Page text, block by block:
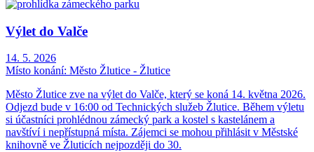
Výlet do Valče
14. 5. 2026
Místo konání: Město Žlutice - Žlutice
Město Žlutice zve na výlet do Valče, který se koná 14. května 2026.
Odjezd bude v 16:00 od Technických služeb Žlutice. Během výletu
si účastníci prohlédnou zámecký park a kostel s kastelánem a
navštíví i nepřístupná místa. Zájemci se mohou přihlásit v Městské
knihovně ve Žluticích nejpozději do 30.